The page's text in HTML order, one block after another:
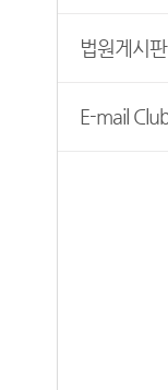
법원게시판
E-mail